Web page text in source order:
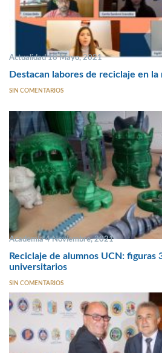
Actualidad 18 Mayo, 2021
Destacan labores de reciclaje en
SIN COMENTARIOS
Academia 4 Noviembre, 2021
Reciclaje de alumnos UCN: figuras
universitarios
SIN COMENTARIOS